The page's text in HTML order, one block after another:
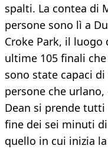
spalti. La contea di
persone sono lì a
Croke Park, il
ultime 105 finali
sono state capaci
persone che
Dean si prende
fine dei sei minuti
quello in cui inizia